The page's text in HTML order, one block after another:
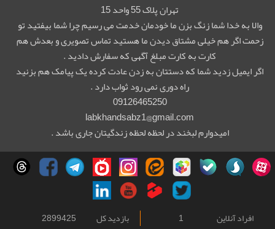
تهران پلاک 55 واحد 15
والا به خدا شما زنگ بزن ما خودمان خدمت می رسیم چرا شما بیفتید تو
زحمت اگر هم خیلی مشتاق دیدن ما هستید تماس تصویری و بعدش هم
کارت به کارت مبلغ آگهی که سفارش دادید .
اگر ایمیل زدید شما که دستتان به زدن عادت کرده یک پیامک هم بزنید
راه دوری نمی رود ثواب دارد .
09126465250
labkhandsabz1@gmail.com
امیدوارم لبخند در لحظه لحظه زندگیتان جاری باشد .
افراد آنلاین 1 بازدید کل
2899425